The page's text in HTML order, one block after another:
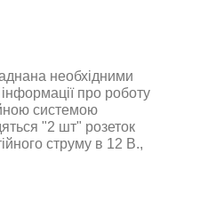
необхідними
про роботу
системою
"2 шт" розеток
струму в 12 В.,